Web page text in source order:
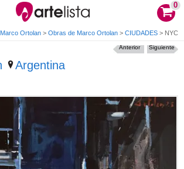
0
Marco Ortolan > Obras de Marco Ortolan > CIUDADES > NYC
Argentina
Siguiente
Anterior